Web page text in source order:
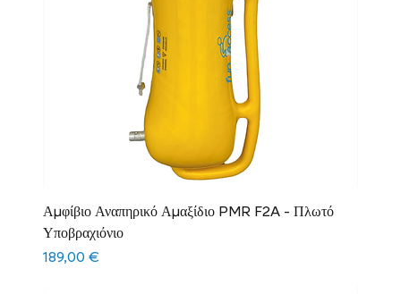
Αμφίβιο Αναπηρικό Αμαξίδιο PMR F2A - Πλωτό
Υποβραχιόνιο
Τιμή
189,00 €